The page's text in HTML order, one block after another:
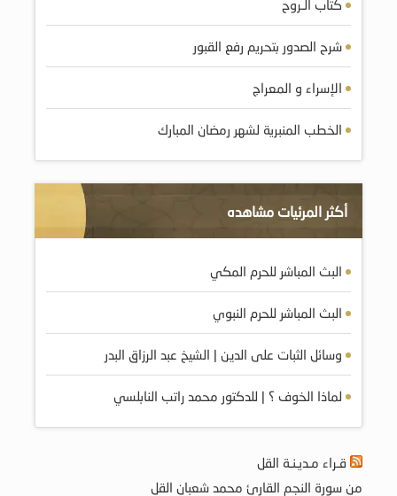
كتاب الـروح
شرح الصدور بتحريم رفع القبور
الإسراء و المعراج
الخطب المنبرية لشهر رمضان المبارك
أكثر المرئيات مشاهده
البث المباشر للحرم المكي
البث المباشر للحرم النبوي
وسائل الثبات على الدين | الشيخ عبد الرزاق البدر
لماذا الخوف ؟ | للدكتور محمد راتب النابلسي
قـراء مـديـنـة القل
من سورة النجم القارئ محمد شعبان القل